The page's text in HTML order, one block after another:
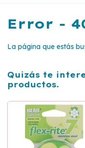
Error -
La página que estás
Quizás te
productos.